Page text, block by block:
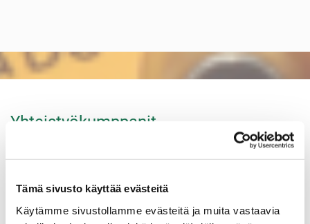
Tämä sivusto käyttää evästeitä
Käytämme sivustollamme evästeitä ja muita vastaavia
Yhteistyökumppanit
19700 SYSMÄ
Mika Tarvaala